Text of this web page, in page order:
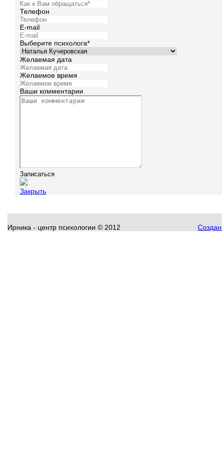
Телефон
E-mail
Выберите психолога*
Желаемая дата
Желаемое время
Ваши комментарии
Закрыть
Ирника - центр психологии © 2012